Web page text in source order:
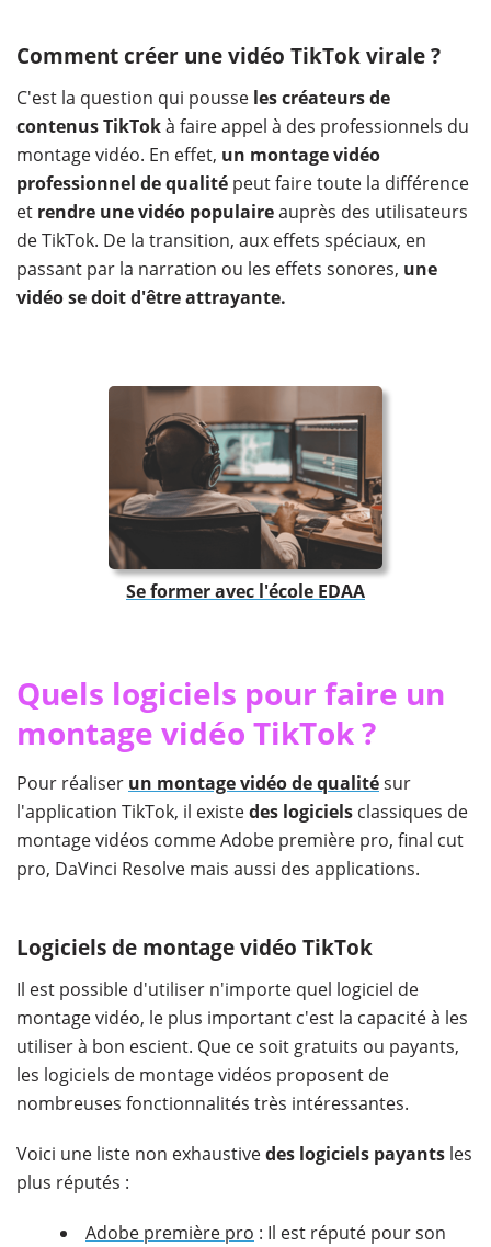
Comment créer une vidéo TikTok virale ?
C'est la question qui pousse les créateurs de
contenus TikTokà faire appel à des professionnels du
montage vidéo. En effet, un montage vidéo
professionnel de qualité peut faire toute la différence
et rendre une vidéo populaireauprès des utilisateurs
de TikTok. De la transition, aux effets spéciaux, en
passant par la narration ou les effets sonores, une
vidéo se doit d'être attrayante.
Se former avec l'école EDAA
Quels logiciels pour faire un
montage vidéo TikTok ?
Pour réaliser un montage vidéo de qualitésur
l'application TikTok, il existedes logiciels classiques de
montage vidéos comme Adobe première pro, final cut
pro, DaVinci Resolve mais aussi des applications.
Logiciels de montage vidéo TikTok
Il est possible d'utiliser n'importe quel logiciel de
montage vidéo, le plus important c'est la capacité à les
utiliser à bon escient. Que ce soit gratuits ou payants,
les logiciels de montage vidéos proposent de
nombreuses fonctionnalités très intéressantes.
Voici une liste non exhaustivedes logiciels payants les
plus réputés :
Adobe première pro : Il est réputé pour son